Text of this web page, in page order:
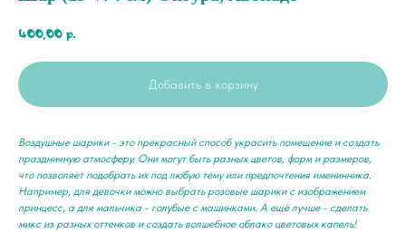
400,00 р.
Добавить в корзину
Воздушные шарики - это прекрасный способ украсить помещение и создать
праздничную атмосферу. Они могут быть разных цветов, форм и размеров,
что позволяет подобрать их под любую тему или предпочтения именинника.
Например, для девочки можно выбрать розовые шарики с изображением
принцесс, а для мальчика - голубые с машинками. А ещё лучше - сделать
микс из разных оттенков и создать волшебное облако цветовых капель!